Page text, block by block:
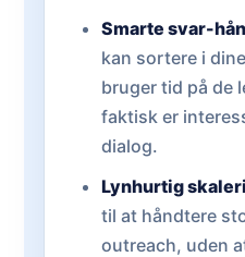
Smarte svar-
kan sortere i
bruger tid på de
faktisk er
dialog.
Lynhurtig
til at håndtere
outreach, uden